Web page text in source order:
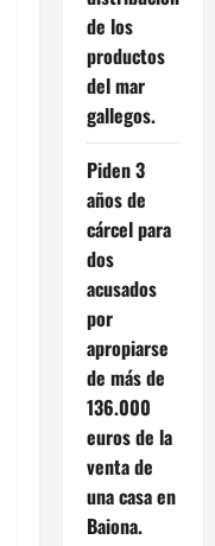
de los
productos
del mar
gallegos.
Piden 3
años de
cárcel para
dos
acusados
por
apropiarse
de más de
136.000
euros de la
venta de
una casa en
Baiona.